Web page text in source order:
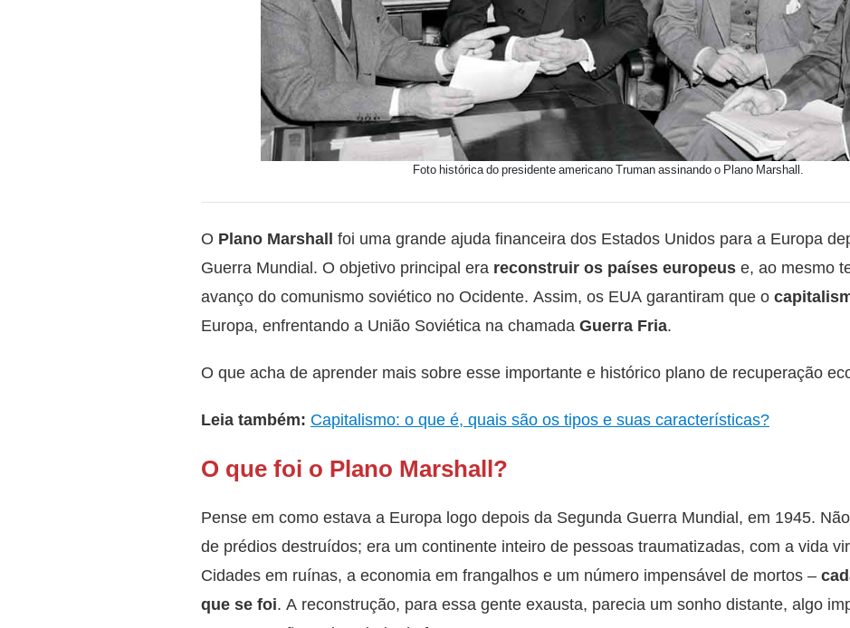
Foto histórica do presidente americano Truman assinando o Plano Marshall.
O Plano Marshall foi uma grande ajuda financeira dos Estados Unidos para a Europa
Guerra Mundial. O objetivo principal era reconstruir os países europeus e, ao mesmo
avanço do comunismo soviético no Ocidente. Assim, os EUA garantiram que o
Europa, enfrentando a União Soviética na chamada Guerra Fria.
O que acha de aprender mais sobre esse importante e histórico plano de recuperação
Leia também: Capitalismo: o que é, quais são os tipos e suas características?
O que foi o Plano Marshall?
Pense em como estava a Europa logo depois da Segunda Guerra Mundial, em 1945.
de prédios destruídos; era um continente inteiro de pessoas traumatizadas, com a vida
Cidades em ruínas, a economia em frangalhos e um número impensável de mortos –
que se foi. A reconstrução, para essa gente exausta, parecia um sonho distante, algo